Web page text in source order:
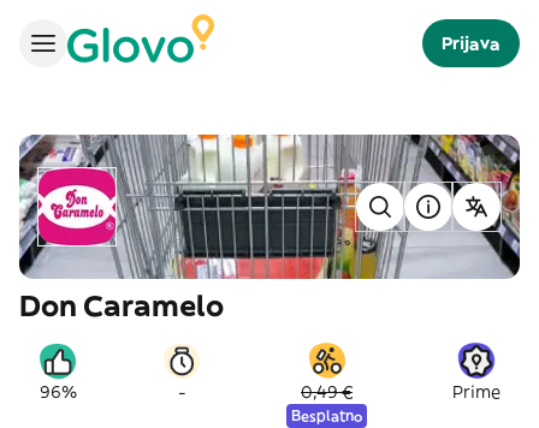
Prijava
Don Caramelo
96% - 0,49 €
Besplatno
Prime